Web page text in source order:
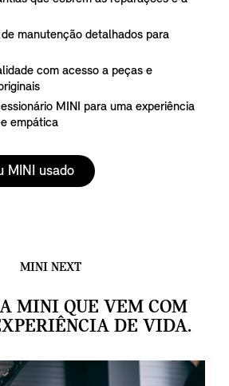
manutenção detalhados para
com acesso a peças e
MINI para uma experiência
empática
MINI usado
MINI NEXT
MINI QUE VEM COM
DE VIDA.